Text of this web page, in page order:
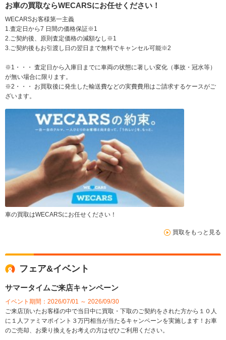
お車の買取ならWECARSにお任せください！
WECARSお客様第一主義
1.査定日から7 日間の価格保証※1
2.ご契約後、原則査定価格の減額なし※1
3.ご契約後もお引渡し日の翌日まで無料でキャンセル可能※2
※1・・・ 査定日から入庫日までに車両の状態に著しい変化（事故・冠水等）
が無い場合に限ります。
※2・・・ お買取後に発生した輸送費などの実費費用はご請求するケースがご
ざいます。
車の買取はWECARSにお任せください！
買取をもっと見る
フェア&イベント
サマータイムご来店キャンペーン
イベント期間：2026/07/01 ～ 2026/09/30
ご来店頂いたお客様の中で当日中に買取・下取のご契約をされた方から１０人
に１人ファミマポイント３万円相当が当たるキャンペーンを実施します！お車
のご売却、お乗り換えをお考えの方はぜひご利用ください。